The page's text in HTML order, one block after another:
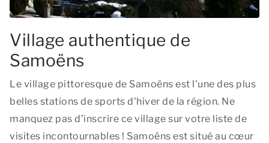
Village authentique de
Samoëns
Le village pittoresque de Samoëns est l'une des plus
belles stations de sports d'hiver de la région. Ne
manquez pas d’inscrire ce village sur votre liste de
visites incontournables ! Samoëns est situé au cœur